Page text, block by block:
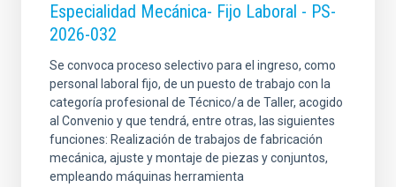
Especialidad Mecánica- Fijo Laboral - PS-
2026-032
Se convoca proceso selectivo para el ingreso, como
personal laboral fijo, de un puesto de trabajo con la
categoría profesional de Técnico/a de Taller, acogido
al Convenio y que tendrá, entre otras, las siguientes
funciones: Realización de trabajos de fabricación
mecánica, ajuste y montaje de piezas y conjuntos,
empleando máquinas herramienta